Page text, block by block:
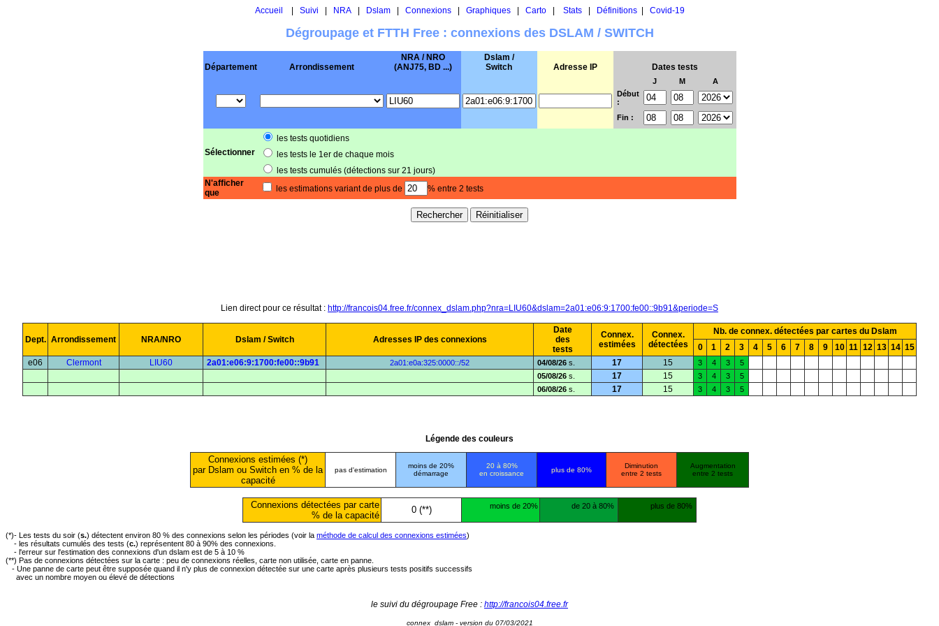
Accueil Suivi NRA| Dslam| Connexions| Graphiques| Carto| Stats| Définitions| Covid-19
Dégroupage et FTTH Free : connexions des DSLAM / SWITCH
Département Arrondissement
NRA / NRO
(ANJ75, BD ...)
Dslam /
Switch
Adresse IP Dates tests
J M
A
Début
:
Fin :
Sélectionner
les tests quotidiens
les tests le 1er de chaque mois
les tests cumulés (détections sur 21 jours)
N'afficher
que
les estimations variant de plus de % entre 2 tests
Lien direct pour ce résultat : http://francois04.free.fr/connex_dslam.php?nra=LIU60&dslam=2a01:e06:9:1700:fe00::9b91&periode=S
Dept. Arrondissement NRA/NRO Dslam / Switch Adresses IP des connexions
Date
des
tests
Connex.
estimées
Connex.
détectées
Nb. de connex. détectées par cartes du Dslam
0
1 2 3 4 5 6 7 8 9 10 11 12 13 14 15
e06
Clermont LIU60 2a01:e06:9:1700:fe00::9b91 2a01:e0a:325:0000::/52 04/08/26 s. 17 15 3 4 3
5
05/08/26 s. 17 15 3 4 3
5
06/08/26 s. 17 15 3 4 3 5
Légende des couleurs
Connexions estimées (*)
par Dslam ou Switch en % de la
capacité
pas d'estimation
moins de 20%
démarrage
20 à 80%
en croissance
plus de 80%
Diminution
entre 2 tests
Augmentation
entre 2 tests
Connexions détectées par carte
% de la capacité
0 (**) moins de 20% de 20 à 80% plus de 80%
(*)- Les tests du soir (s.) détectent environ 80 % des connexions selon les périodes (voir la méthode de calcul des connexions estimées)
- les résultats cumulés des tests (c.) représentent 80 à 90% des connexions.
- l'erreur sur l'estimation des connexions d'un dslam est de 5 à 10 %
(**) Pas de connexions détectées sur la carte : peu de connexions réelles, carte non utilisée, carte en panne.
- Une panne de carte peut être supposée quand il n'y plus de connexion détectée sur une carte après plusieurs tests positifs successifs
avec un nombre moyen ou élevé de détections
le suivi du dégroupage Free : http://francois04.free.fr
connex_dslam - version du 07/03/2021